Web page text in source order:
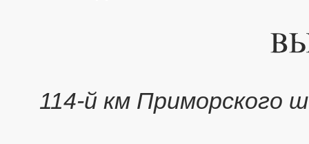
114-й км Приморского